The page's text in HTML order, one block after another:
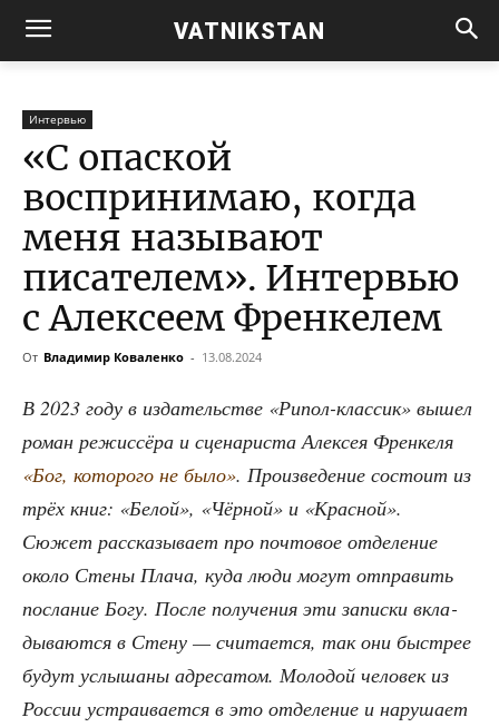
VATNIKSTAN
Интервью
«С опаской
воспринимаю, когда
меня называют
писателем». Интервью
с Алексеем Френкелем
От Владимир Коваленко - 13.08.2024
В 2023 году в изда­тель­стве «Рипол-клас­сик» вышел
роман режис­сё­ра и сце­на­ри­ста Алек­сея Френ­ке­ля
«Бог, кото­ро­го не было». Про­из­ве­де­ние состо­ит из
трёх книг: «Белой», «Чёр­ной» и «Крас­ной».
Сюжет рас­ска­зы­ва­ет про поч­то­вое отде­ле­ние
око­ло Сте­ны Пла­ча, куда люди могут отпра­вить
посла­ние Богу. После полу­че­ния эти запис­ки вкла­
ды­ва­ют­ся в Сте­ну — счи­та­ет­ся, так они быст­рее
будут услы­ша­ны адре­са­том. Моло­дой чело­век из
Рос­сии устра­и­ва­ет­ся в это отде­ле­ние и нару­ша­ет